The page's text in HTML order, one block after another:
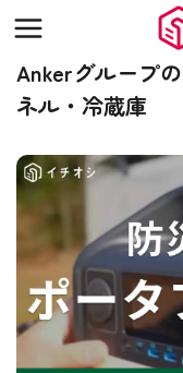
Ankerグループ
ネル・冷蔵庫